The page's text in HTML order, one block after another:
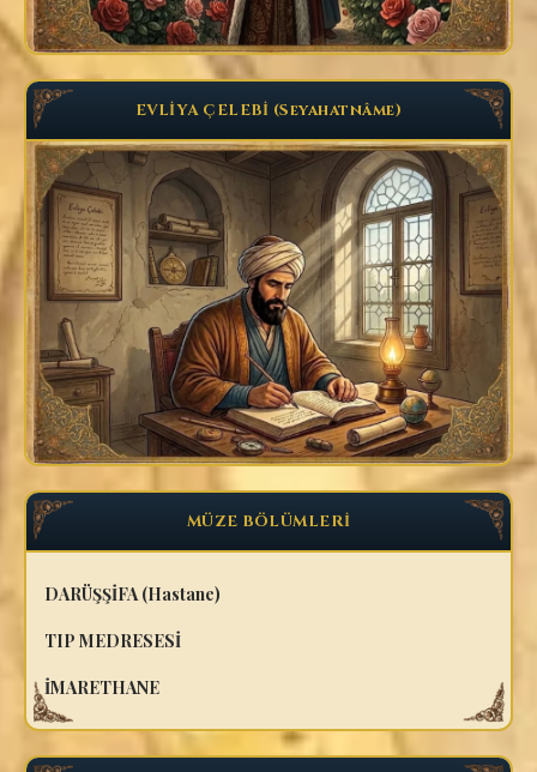
EVLİYA ÇELEBİ (Seyahatnâme)
MÜZE BÖLÜMLERİ
DARÜŞŞİFA (Hastane)
TIP MEDRESESİ
İMARETHANE